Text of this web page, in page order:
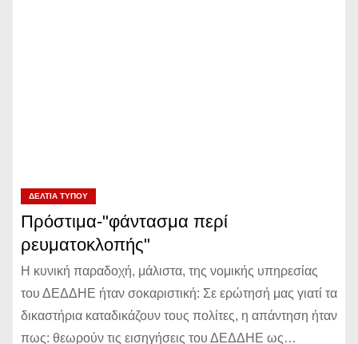
ΔΕΛΤΊΑ ΤΎΠΟΥ
Πρόστιμα-"φάντασμα περί
ρευματοκλοπής"
Η κυνική παραδοχή, μάλιστα, της νομικής υπηρεσίας
του ΔΕΔΔΗΕ ήταν σοκαριστική: Σε ερώτησή μας γιατί τα
δικαστήρια καταδικάζουν τους πολίτες, η απάντηση ήταν
πως: θεωρούν τις εισηγήσεις του ΔΕΔΔΗΕ ως…